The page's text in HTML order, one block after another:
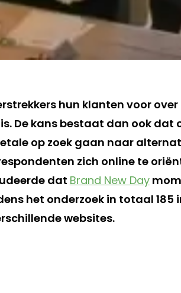
hun klanten voor
De kans bestaat dan ook dat
op zoek gaan naar
zich online te
dat Brand New Day
het onderzoek in totaal 185
websites.